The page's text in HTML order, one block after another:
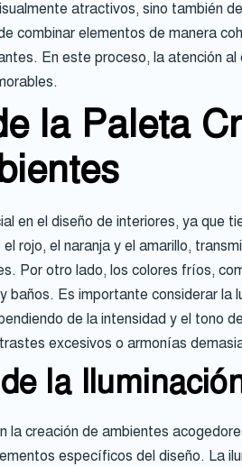
atractivos, sino también
combinar elementos de manera
En este proceso, la atención
la Paleta
en el diseño de interiores, ya que
rojo, el naranja y el amarillo,
Por otro lado, los colores fríos,
Es importante considerar la
de la intensidad y el tono
excesivos o armonías
la
la creación de ambientes
específicos del diseño. La